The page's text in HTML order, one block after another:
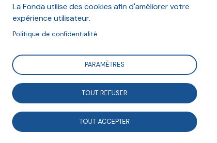
réuni Louis Maurin, directeur de l’Observatoire
des inégalités,...
La Fonda
La Fonda utilise des cookies afin d'améliorer votre
expérience utilisateur.
Politique de confidentialité
PARAMÈTRES
TOUT REFUSER
TOUT ACCEPTER